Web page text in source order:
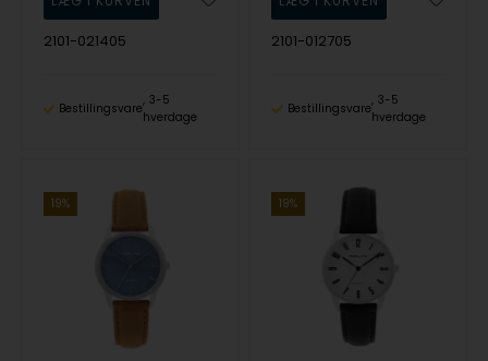
2101-021405
Bestillingsvare
3-5
hverdage
2101-012705
Bestillingsvare
3-5
hverdage
19% 19%